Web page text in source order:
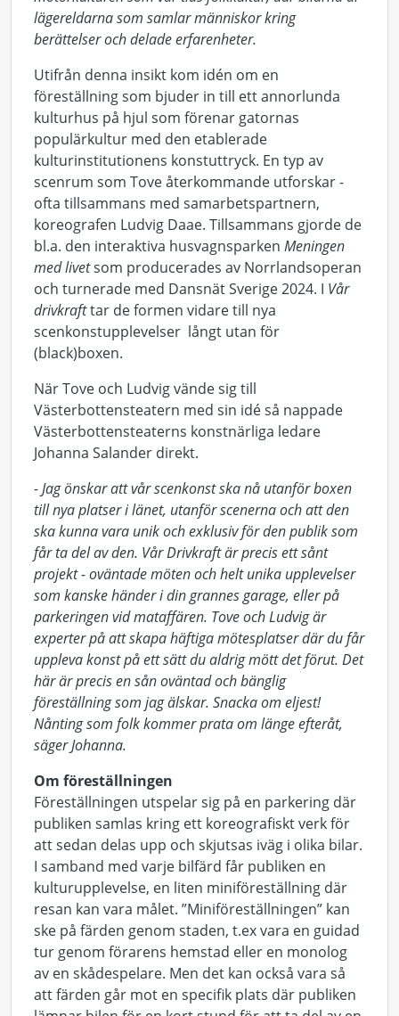
lägereldarna som samlar människor kring
berättelser och delade erfarenheter.
Utifrån denna insikt kom idén om en
föreställning som bjuder in till ett annorlunda
kulturhus på hjul som förenar gatornas
populärkultur med den etablerade
kulturinstitutionens konstuttryck. En typ av
scenrum som Tove återkommande utforskar -
ofta tillsammans med samarbetspartnern,
koreografen Ludvig Daae. Tillsammans gjorde de
bl.a. den interaktiva husvagnsparken Meningen
med livetsom producerades av Norrlandsoperan
och turnerade med Dansnät Sverige 2024. I Vår
drivkrafttar de formen vidare till nya
scenkonstupplevelser långt utan för
(black)boxen.
När Tove och Ludvig vände sig till
Västerbottensteatern med sin idé så nappade
Västerbottensteaterns konstnärliga ledare
Johanna Salander direkt.
- Jag önskar att vår scenkonst ska nå utanför boxen
till nya platser i länet, utanför scenerna och att den
ska kunna vara unik och exklusiv för den publik som
får ta del av den. Vår Drivkraft är precis ett sånt
projekt - oväntade möten och helt unika upplevelser
som kanske händer i din grannes garage, eller på
parkeringen vid mataffären. Tove och Ludvig är
experter på att skapa häftiga mötesplatser där du får
uppleva konst på ett sätt du aldrig mött det förut. Det
här är precis en sån oväntad och bänglig
föreställning som jag älskar. Snacka om eljest!
Nånting som folk kommer prata om länge efteråt,
säger Johanna.
Om föreställningen
Föreställningen utspelar sig på en parkering där
publiken samlas kring ett koreografiskt verk för
att sedan delas upp och skjutsas iväg i olika bilar.
I samband med varje bilfärd får publiken en
kulturupplevelse, en liten miniföreställning där
resan kan vara målet. ”Miniföreställningen” kan
ske på färden genom staden, t.ex vara en guidad
tur genom förarens hemstad eller en monolog
av en skådespelare. Men det kan också vara så
att färden går mot en specifik plats där publiken